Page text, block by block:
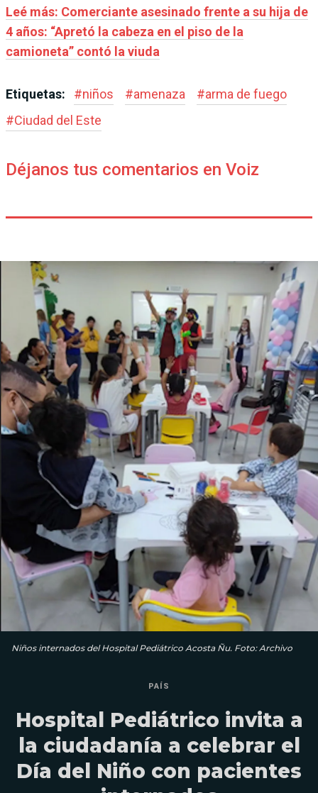
Leé más: Comerciante asesinado frente a su hija de
4 años: “Apretó la cabeza en el piso de la
camioneta” contó la viuda
Etiquetas: #niños #amenaza #arma de fuego
#Ciudad del Este
Déjanos tus comentarios en Voiz
Niños internados del Hospital Pediátrico Acosta Ñu. Foto: Archivo
PAÍS
Hospital Pediátrico invita a
la ciudadanía a celebrar el
Día del Niño con pacientes